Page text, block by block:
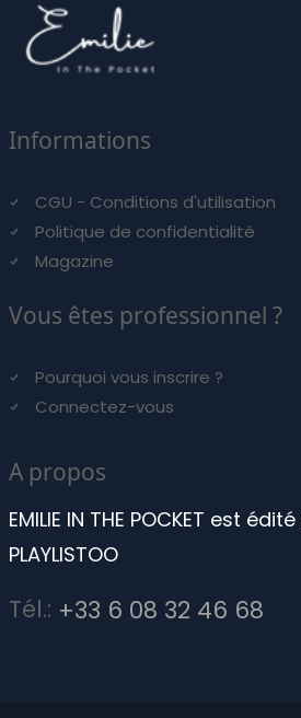
Informations
CGU - Conditions d'utilisation
Politique de confidentialité
Magazine
Vous êtes professionnel ?
Pourquoi vous inscrire ?
Connectez-vous
A propos
EMILIE IN THE POCKET est
PLAYLISTOO
Tél.: +33 6 08 32 46 68